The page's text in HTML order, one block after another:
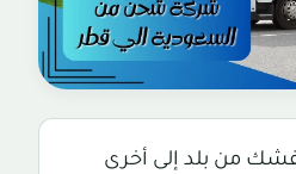
من بلد إلى أخرى